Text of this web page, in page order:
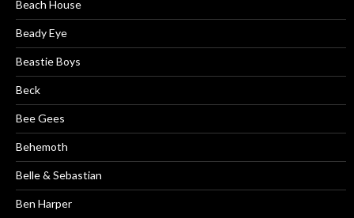
Beach House
Beady Eye
Beastie Boys
Beck
Bee Gees
Behemoth
Belle & Sebastian
Ben Harper